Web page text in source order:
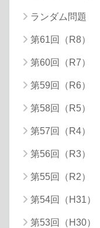
ランダム問題
第61回（R8）
第60回（R7）
第59回（R6）
第58回（R5）
第57回（R4）
第56回（R3）
第55回（R2）
第54回（H31）
第53回（H30）